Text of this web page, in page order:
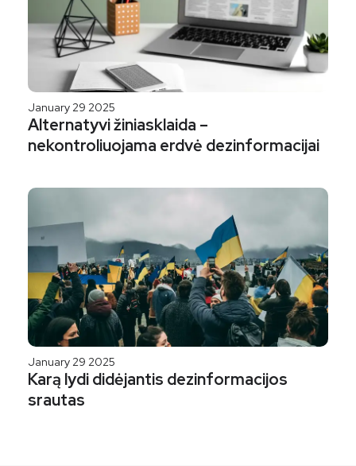
January 29 2025
Alternatyvi žiniasklaida –
nekontroliuojama erdvė dezinformacijai
January 29 2025
Karą lydi didėjantis dezinformacijos
srautas